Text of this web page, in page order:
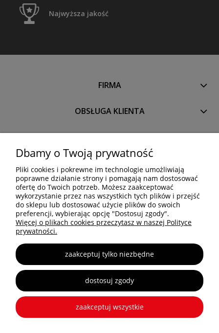
Najwyższa jakość
FIRMA
OBSŁUGA KLIENTA
OCTANORM SYSTEM Polska Sp. z o.o. Sp. k.
Trakt Brzeski 83
05-077 Warszawa
Tel: +48 22 773 03 50
info@octa.pl
www.octanorm.pl
Copyright © 2025 OCTANORM
Dbamy o Twoją prywatność
Pliki cookies i pokrewne im technologie umożliwiają
poprawne działanie strony i pomagają nam dostosować
ofertę do Twoich potrzeb. Możesz zaakceptować
wykorzystanie przez nas wszystkich tych plików i przejść
do sklepu lub dostosować użycie plików do swoich
preferencji, wybierając opcję "Dostosuj zgody".
Więcej o plikach cookies przeczytasz w naszej Polityce
prywatności.
zaakceptuj tylko niezbędne
dostosuj zgody
zaakceptuj wszystkie